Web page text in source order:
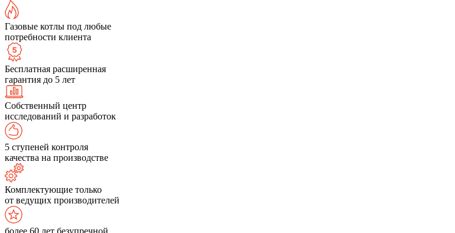
Газовые котлы под любые
потребности клиента
Бесплатная расширенная
гарантия до 5 лет
Собственный центр
исследований и разработок
5 ступеней контроля
качества на производстве
Комплектующие только
от ведущих производителей
более 60 лет безупречной